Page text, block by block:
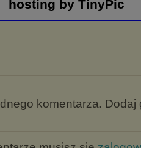
komentarza. Dodaj